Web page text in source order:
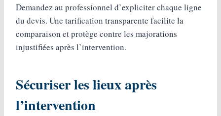
Demandez au professionnel d’expliciter chaque ligne
du devis. Une tarification transparente facilite la
comparaison et protège contre les majorations
injustifiées après l’intervention.
Sécuriser les lieux après
l’intervention